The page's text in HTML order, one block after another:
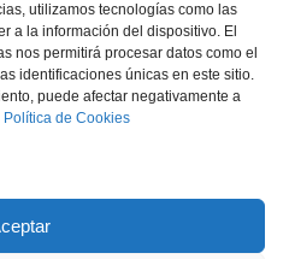
utilizamos tecnologías como las
a la información del dispositivo. El
nos permitirá procesar datos como el
identificaciones únicas en este sitio.
puede afectar negativamente a
Política de Cookies